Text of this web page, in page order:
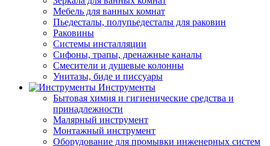
Мебель для ванных комнат
Пьедесталы, полупьедесталы для раковин
Раковины
Системы инсталляции
Сифоны, трапы, дренажные каналы
Смесители и душевые колонны
Унитазы, биде и писсуары
Инструменты
Бытовая химия и гигиенические средства и
принадлежности
Малярный инструмент
Монтажный инструмент
Оборудование для промывки инженерных систем